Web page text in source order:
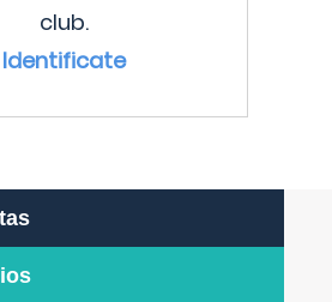
club.
Identificate